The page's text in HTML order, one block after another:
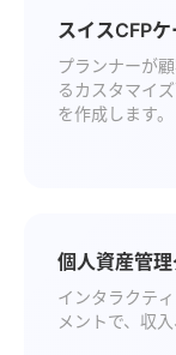
スイスCFP
ト
プランナーが
るカスタマイ
を作成します。
個人資産管
インタラクテ
メントで、収